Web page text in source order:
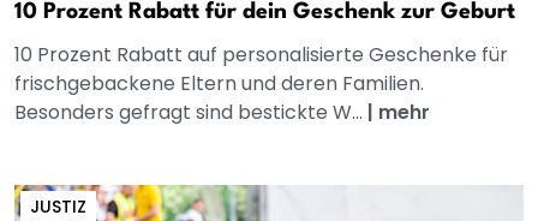
10 Prozent Rabatt für dein Geschenk zur Geburt
10 Prozent Rabatt auf personalisierte Geschenke für
frischgebackene Eltern und deren Familien.
Besonders gefragt sind bestickte W... | mehr
JUSTIZ